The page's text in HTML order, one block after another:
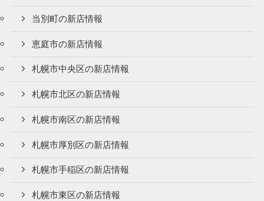
当別町の新店情報
恵庭市の新店情報
札幌市中央区の新店情報
札幌市北区の新店情報
札幌市南区の新店情報
札幌市厚別区の新店情報
札幌市手稲区の新店情報
札幌市東区の新店情報